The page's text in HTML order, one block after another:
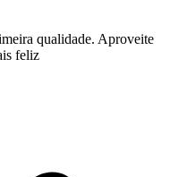
qualidade. Aproveite
feliz